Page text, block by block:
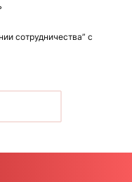
сотрудничества” с